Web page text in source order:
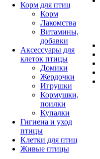
Корм для птиц
Корм
Лакомства
Витамины,
добавки
Аксессуары для
клеток птицы
Домики
Жердочки
Игрушки
Кормушки,
поилки
Купалки
Гигиена и уход
птицы
Клетки для птиц
Живые птицы